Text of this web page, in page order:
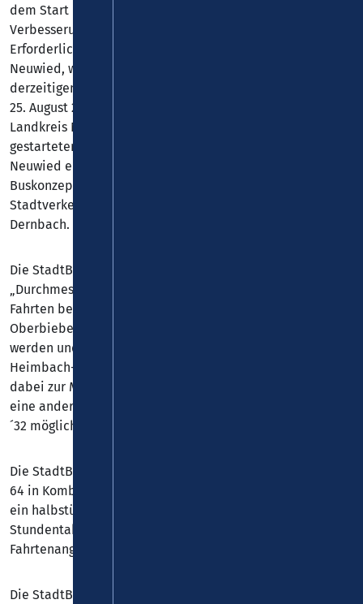
dem Start des Linienbündels Stadtverkehr wesentliche
Verbesserungen und einen Ausbau des Fahrtenangebotes.
Erforderlich wurde die Neuvergabe des Stadtverkehrs
Neuwied, weil der bestehende Verkehrsvertrag mit dem
derzeitigen Betreiber des Stadtverkehrs MVB GmbH zum
25. August 2024 ausläuft. Vor diesem Hintergrund hat der
Landkreis Neuwied, wie bereits schon bei den früher
gestarteten Linienbündeln, auch für den Stadtverkehr
Neuwied eine europaweite Ausschreibung des
Buskonzeptes durchgeführt. Der Zuschlag für den
Stadtverkehr Neuwied ging dabei an die VRW GmbH,
Dernbach.
Die StadtBus-Linien 61 bis 64 wurden als sogenannte
„Durchmesserlinien“ konzipiert. Dies bedeutet, dass die
Fahrten beispielsweise bei der Linie 62 im Stadtteil
Oberbieber starten, bis zum Bahnhof in Neuwied geführt
werden und von dort aus weiter in den Stadtteil
Heimbach-Weis führen. Alle StadtBus-Linien treffen sich
dabei zur Minute ´28 bzw. ´58 am Bahnhof. Ein Umstieg in
eine andere StadtBus-Linie ist jeweils zur Minute ´2 bzw.
´32 möglich.
Die StadtBus-Linien 61 und 62 – sowie die Linien 63 und
64 in Kombination haben montags bis freitags weitgehend
ein halbstündliches Angebot, in den Tagesrandlagen einen
Stundentakt. Weiterhin gibt es ein umfassendes
Fahrtenangebot an Samstagen bzw. Sonn- und Feiertagen.
Die StadtBus-Linien 64 bis 66 verkehren ebenfalls